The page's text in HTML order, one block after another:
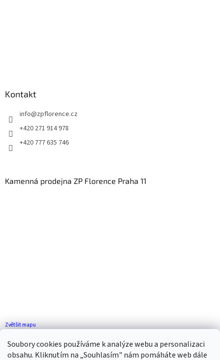
Soubory cookies používáme k analýze webu a personalizaci
obsahu. Kliknutím na „Souhlasím" nám pomáháte web dále
Kontakt
info@zpflorence.cz
+420 271 914 978
+420 777 635 746
Kamenná prodejna ZP Florence Praha 11
Zvětšit mapu